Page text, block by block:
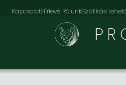
KapcsolatHírlevélRólunkSzállítási